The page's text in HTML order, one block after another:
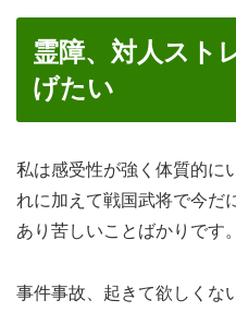
霊障、対人スト
げたい
私は感受性が強く体質的に
れに加えて戦国武将で今だ
あり苦しいことばかりです。
事件事故、起きて欲しくな